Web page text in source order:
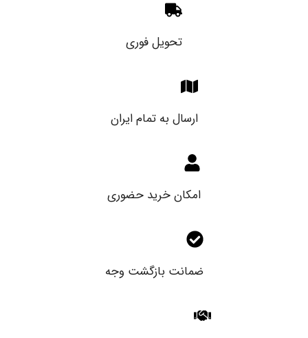
تحویل فوری
ارسال به تمام ایران
امکان خرید حضوری
ضمانت بازگشت وجه